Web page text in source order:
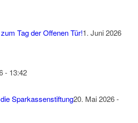
Tag der Offenen Tür!1. Juni 2026
- 13:42
Sparkassenstiftung20. Mai 2026 -